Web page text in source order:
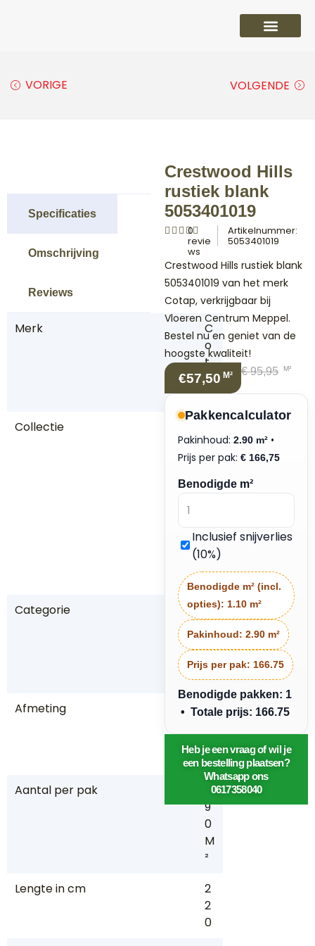
VORIGE VOLGENDE
Specificaties
Omschrijving
Reviews
Merk
C
o
t
a
p
Collectie
r
e
st
w
o
d
Hi
Categorie
p
rk
e
t
Afmeting
2,
0
4
Aantal per pak
2,
9
0
M
²
Lengte in cm
2
2
0
Crestwood Hills
rustiek blank
5053401019
0
revie
ws
Artikelnummer:
5053401019
Crestwood Hills rustiek blank
5053401019 van het merk
Cotap, verkrijgbaar bij
Vloeren Centrum Meppel.
Bestel nu en geniet van de
hoogste kwaliteit!
€57,50 M² €95,95 M²
Pakkencalculator
Pakinhoud: 2.90 m² •
Prijs per pak: € 166,75
Benodigde m²
Inclusief snijverlies
(10%)
Benodigde m² (incl.
opties): 1.10 m²
Pakinhoud: 2.90 m²
Prijs per pak: 166.75
Benodigde pakken: 1
• Totale prijs: 166.75
Heb je een vraag of wil je
een bestelling plaatsen?
Whatsapp ons
0617358040